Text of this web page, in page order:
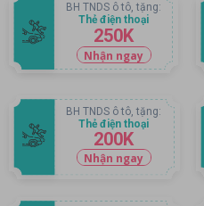
Thẻ điện thoại
250K
BH TNDS ô tô, tặng:
Nhận ngay
Thẻ điện thoại
200K
BH TNDS ô tô, tặng:
Nhận ngay